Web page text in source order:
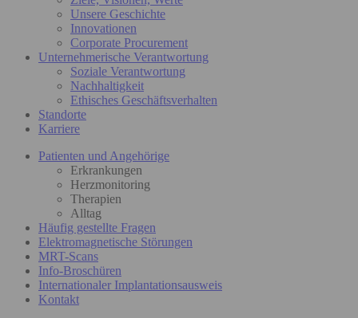
Unsere Geschichte
Innovationen
Corporate Procurement
Unternehmerische Verantwortung
Soziale Verantwortung
Nachhaltigkeit
Ethisches Geschäftsverhalten
Standorte
Karriere
Patienten und Angehörige
Erkrankungen
Herzmonitoring
Therapien
Alltag
Häufig gestellte Fragen
Elektromagnetische Störungen
MRT-Scans
Info-Broschüren
Internationaler Implantationsausweis
Kontakt